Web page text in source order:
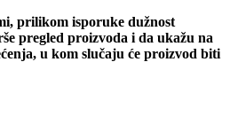
prilikom isporuke dužnost
pregled proizvoda i da ukažu na
u kom slučaju će proizvod biti